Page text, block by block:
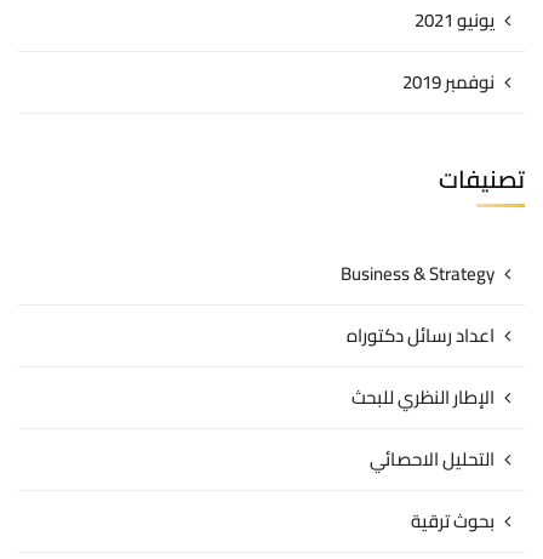
يونيو 2021
نوفمبر 2019
تصنيفات
Business & Strategy
اعداد رسائل دكتوراه
الإطار النظري للبحث
التحليل الاحصائي
بحوث ترقية